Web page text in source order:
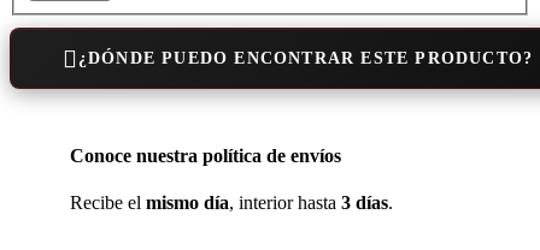
¿DÓNDE PUEDO ENCONTRAR ESTE PRODUCTO?
Conoce nuestra política de envíos
Recibe el mismo día, interior hasta 3 días.